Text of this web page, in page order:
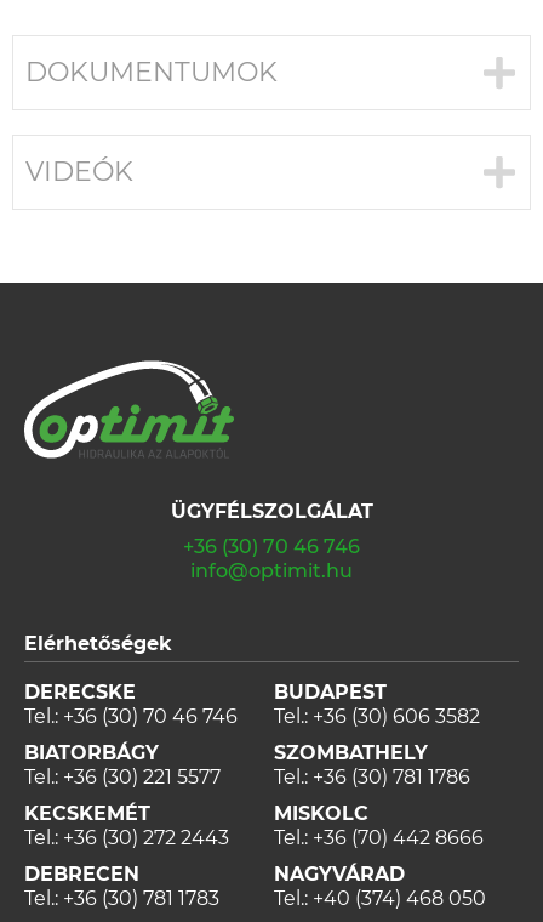
DOKUMENTUMOK
VIDEÓK
ÜGYFÉLSZOLGÁLAT
+36 (30) 70 46 746
info@optimit.hu
Elérhetőségek
DERECSKE
Tel.: +36 (30) 70 46 746
BIATORBÁGY
Tel.: +36 (30) 221 5577
KECSKEMÉT
Tel.: +36 (30) 272 2443
DEBRECEN
Tel.: +36 (30) 781 1783
BUDAPEST
Tel.: +36 (30) 606 3582
SZOMBATHELY
Tel.: +36 (30) 781 1786
MISKOLC
Tel.: +36 (70) 442 8666
NAGYVÁRAD
Tel.: +40 (374) 468 050